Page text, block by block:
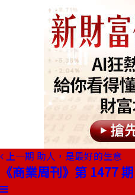
上一期 助人，是最好的生意
《商業周刊》第 1477 期